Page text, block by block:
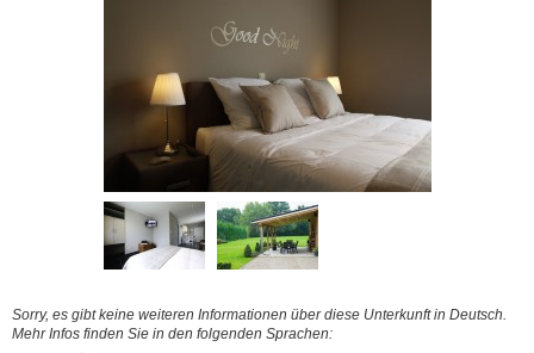
Sorry, es gibt keine weiteren Informationen über diese Unterkunft in Deutsch.
Mehr Infos finden Sie in den folgenden Sprachen: